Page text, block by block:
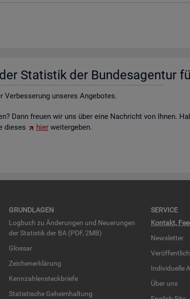
Sta­tis­tik der Bun­des­agen­tur
Ver­bes­se­rung un­se­res An­ge­bo­tes.
Dann freu­en wir uns über eine Nach­richt von Ihnen.
die­ses
hierwei­ter­ge­ben.
GRUND­LA­GEN
Log­buch zu Än­de­run­gen und Neue­run­gen
der Sta­tis­tik der BA (PDF, 2MB)
Glos­sar
Zei­chen­er­klä­rung
Kenn­zah­len­steck­brie­fe
Sta­tis­ti­sche Ge­heim­hal­tung
SER­VICE
Kon­takt,
News­let­ter
In­di­vi­du­el­le
Über uns